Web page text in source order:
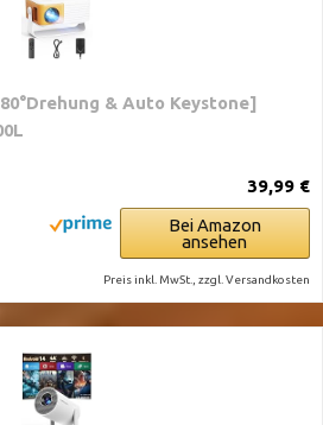
& Auto Keystone]
39,99 €
Bei Amazon
ansehen
Preis inkl. MwSt., zzgl. Versandkosten